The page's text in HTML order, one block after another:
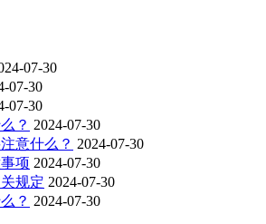
07-30
07-30
07-30
？ 2024-07-30
意什么？ 2024-07-30
项 2024-07-30
规定 2024-07-30
？ 2024-07-30